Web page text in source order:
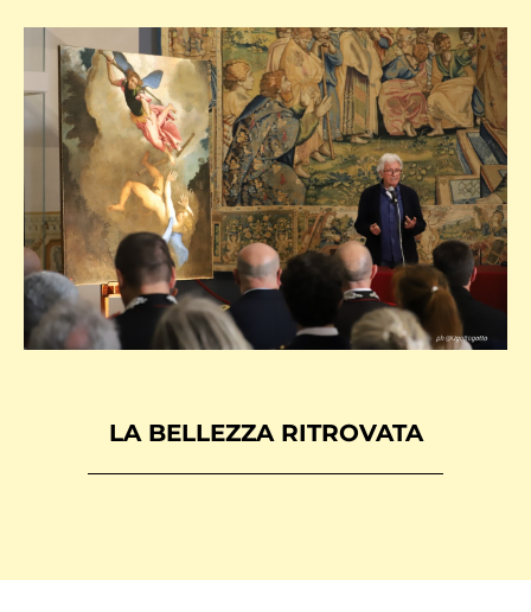
LA BELLEZZA RITROVATA